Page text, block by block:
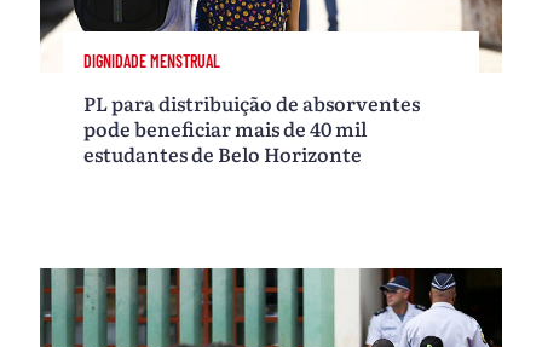
DIGNIDADE MENSTRUAL
PL para distribuição de absorventes
pode beneficiar mais de 40 mil
estudantes de Belo Horizonte